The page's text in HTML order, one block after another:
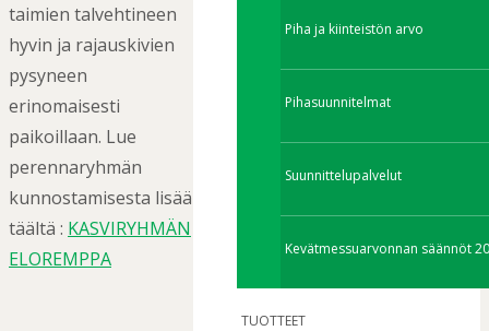
Piha ja kiinteistön arvo
Pihasuunnitelmat
Suunnittelupalvelut
Kevätmessuarvonnan säännöt
TUOTTEET
taimien talvehtineen
hyvin ja rajauskivien
pysyneen
erinomaisesti
paikoillaan. Lue
perennaryhmän
kunnostamisesta lisää
täältä : KASVIRYHMÄN
ELOREMPPA